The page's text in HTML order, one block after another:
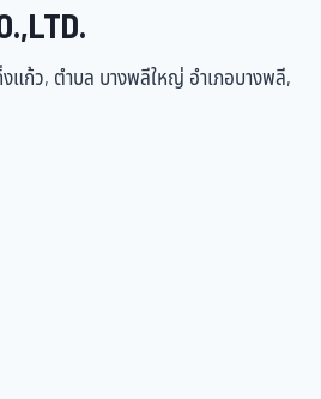
แก้ว, ตำบล บางพลีใหญ่ อำเภอบางพลี,